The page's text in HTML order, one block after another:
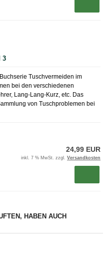
3
Tuschvermeiden im
bei den verschiedenen
Lang-Lang-Kurz, etc. Das
von Tuschproblemen bei
24,99 EUR
inkl. 7 % MwSt. zzgl. Versandkosten
HABEN AUCH